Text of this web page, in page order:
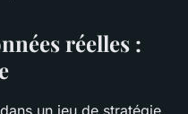
réelles :